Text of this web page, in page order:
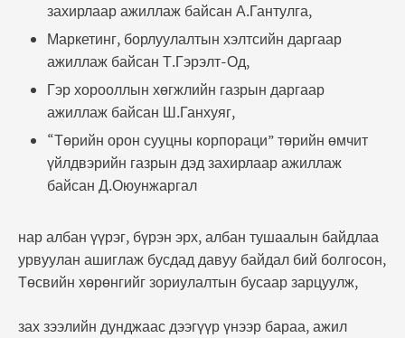
захирлаар ажиллаж байсан А.Гантулга,
Маркетинг, борлуулалтын хэлтсийн даргаар
ажиллаж байсан Т.Гэрэлт-Од,
Гэр хорооллын хөгжлийн газрын даргаар
ажиллаж байсан Ш.Ганхуяг,
“Төрийн орон сууцны корпораци” төрийн өмчит
үйлдвэрийн газрын дэд захирлаар ажиллаж
байсан Д.Оюунжаргал
нар албан үүрэг, бүрэн эрх, албан тушаалын байдлаа
урвуулан ашиглаж бусдад давуу байдал бий болгосон,
Төсвийн хөрөнгийг зориулалтын бусаар зарцуулж,
зах зээлийн дунджаас дээгүүр үнээр бараа, ажил